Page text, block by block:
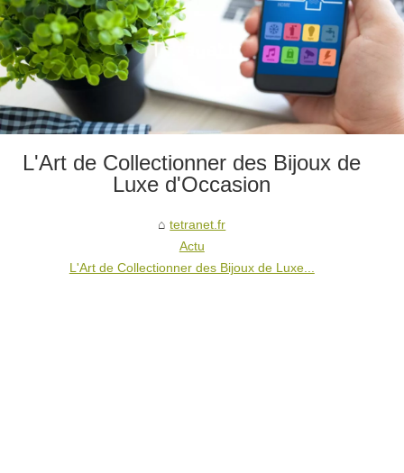
L'Art de Collectionner des Bijoux de
Luxe d'Occasion
tetranet.fr
Actu
L'Art de Collectionner des Bijoux de Luxe...